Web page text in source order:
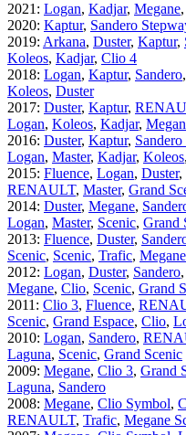
2021 : Logan, Kadjar, Megane,
2020: Kaptur, Sandero
2019: Arkana, Duster, Kaptur,
Koleos, Kadjar, Clio 4
2018: Logan, Kaptur, Sandero,
Koleos, Duster
2017: Duster, Kaptur,
Logan, Koleos, Kadjar,
2016: Duster, Kaptur,
Logan, Master, Kadjar, Koleos,
2015: Fluence, Logan, Duster,
RENAULT, Master, Grand
2014: Duster, Megane,
Logan, Master, Scenic, Grand
2013: Fluence, Duster,
Scenic, Scenic, Trafic, Megane
2012: Logan, Duster, Sandero,
Megane, Clio, Scenic, Grand
2011 : Clio 3, Fluence,
Scenic, Grand Espace, Clio,
2010: Logan, Sandero,
Laguna, Scenic, Grand Scenic
2009: Megane, Clio 3, Grand
Laguna, Sandero
2008: Megane, Clio Symbol,
RENAULT, Trafic, Megane